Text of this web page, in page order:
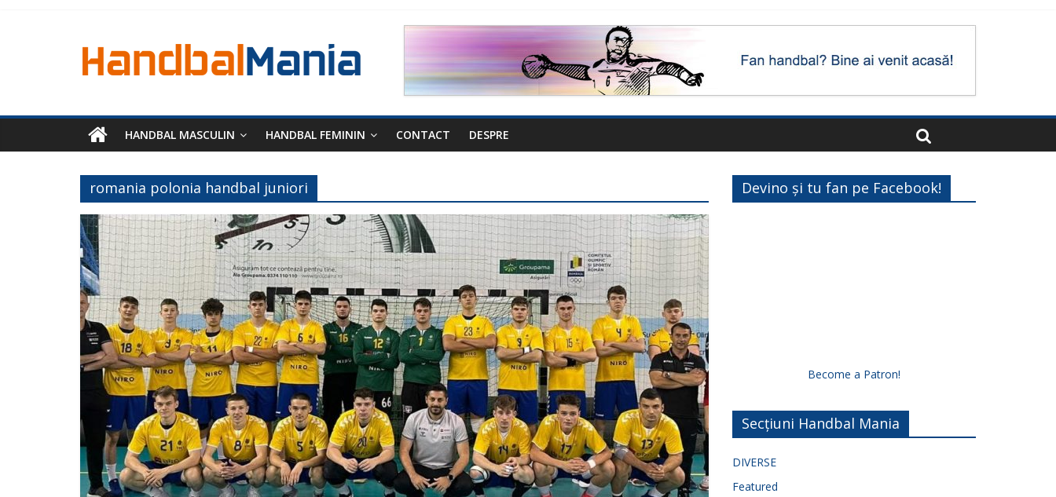
HANDBAL MASCULIN HANDBAL FEMININ CONTACT DESPRE
romania polonia handbal juniori Devino și tu fan pe Facebook!
Become a Patron!
Secțiuni Handbal Mania
DIVERSE
Featured